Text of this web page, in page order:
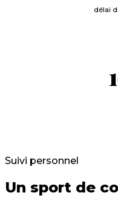
délai
Suivi personnel
Un sport de